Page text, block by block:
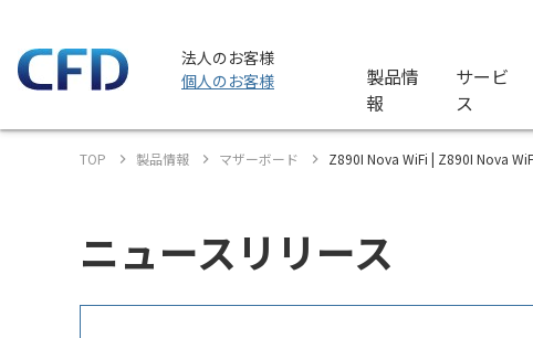
法人のお客様
個人のお客様
製品情
報
サービ
ス
TOP 製品情報 マザーボード Z890I Nova WiFi | Z890I Nova
ニュースリリース